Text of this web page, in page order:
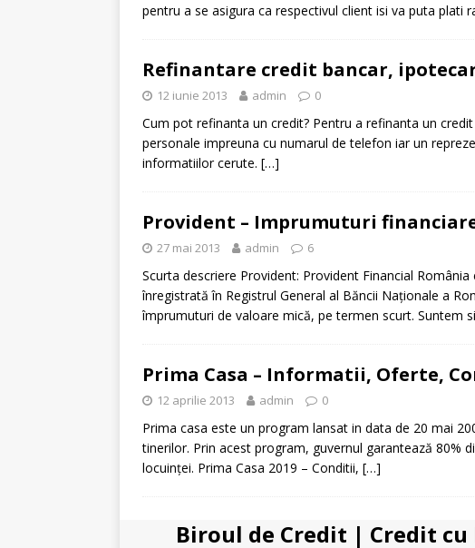
pentru a se asigura ca respectivul client isi va puta plati
Refinantare credit bancar,
12 iunie 2013 admin 0
Cum pot refinanta un credit? Pentru a refinanta un
personale impreuna cu numarul de telefon iar un
informatiilor cerute. […]
Provident – Imprumuturi
27 mai 2013 admin 6
Scurta descriere Provident: Provident Financial
înregistrată în Registrul General al Băncii Naţionale a
împrumuturi de valoare mică, pe termen scurt. Suntem
Prima Casa – Informatii, Oferte,
12 aprilie 2013 admin 0
Prima casa este un program lansat in data de 20 mai
tinerilor. Prin acest program, guvernul garantează 80%
locuinței. Prima Casa 2019 – Conditii, […]
Biroul de Credit | Credit